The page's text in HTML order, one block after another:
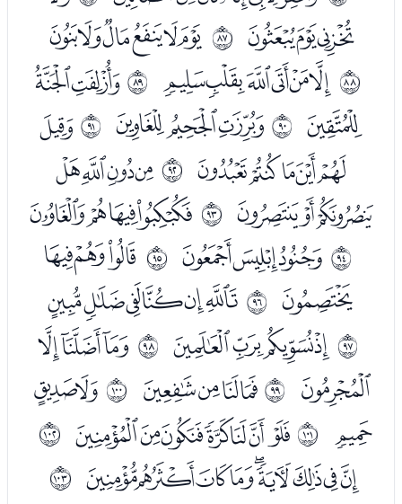
ﭦﭧﭨ ﱖ ﭪﭫﭬﭭﭮﭯ
ﱗﭱﭲﭳﭴﭵﭶ ﱘﭸﭹ
ﭺ ﱙﭼﭽﭾ ﱚﮀ
ﮁﮂﮃﮄﮅ ﱛﮇﮈﮉﮊ
ﮋﮌﮍ ﱜ ﮏﮐﮑﮒ
ﱝﮔﮕﮖ ﱞ ﮘﮙﮚ
ﮛ ﱟﮝﮞﮟﮠﮡﮢ
ﱠﮤﮥﮦﮧ ﱡﮩﮪﮫ
ﮬ ﱢﮮﮯﮰﮱ ﱣﯔﯕ
ﯖ ﱤﯘﯙﯚﯛﯜﯝﯞ ﱥ
ﯠﯡﯢﯣﯤﯥﯦﯧﯨ ﱦ